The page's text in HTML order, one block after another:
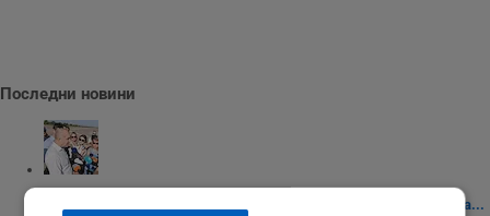
Последни новини
Румен Радев: Чуждите политици да проверят фактите преди да...